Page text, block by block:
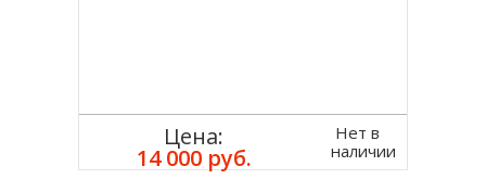
Цена:
14 000 руб.
Нет в
наличии